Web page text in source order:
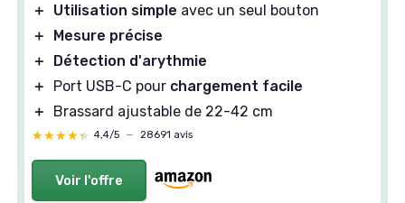
＋ Utilisation simple avec un seul bouton
＋
Mesure précise
＋
Détection d'arythmie
＋
Port USB-C pour chargement facile
＋
Brassard ajustable de 22-42 cm
★★★★★
★★★★★ 4,4/5 — 28691 avis
Voir l'offre